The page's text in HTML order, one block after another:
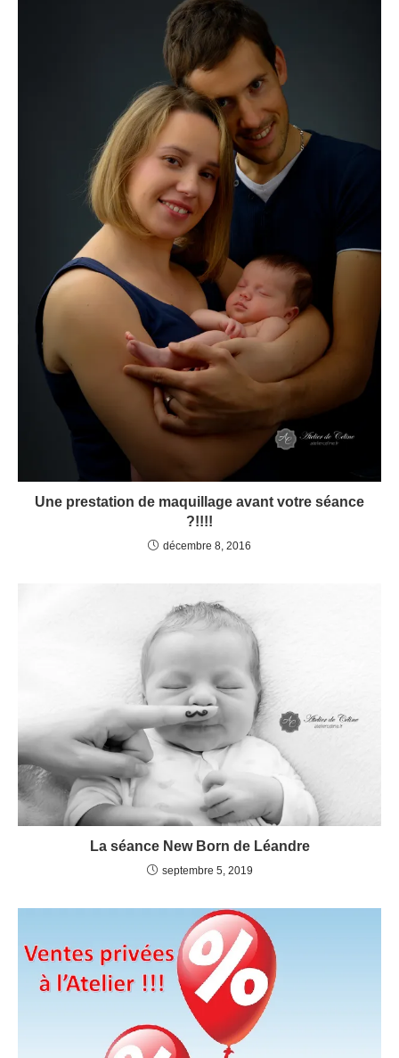
Une prestation de maquillage avant votre séance
?!!!!
décembre 8, 2016
La séance New Born de Léandre
septembre 5, 2019